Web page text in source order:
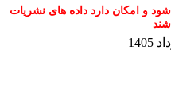
و امکان دارد داده های نشریات